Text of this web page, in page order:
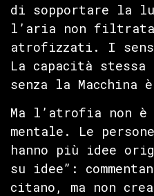
di sopportare la
l’aria non
atrofizzati. I
La capacità
senza la Macchina
Ma l’atrofia non
mentale. Le
hanno più idee
su idee”:
citano, ma non